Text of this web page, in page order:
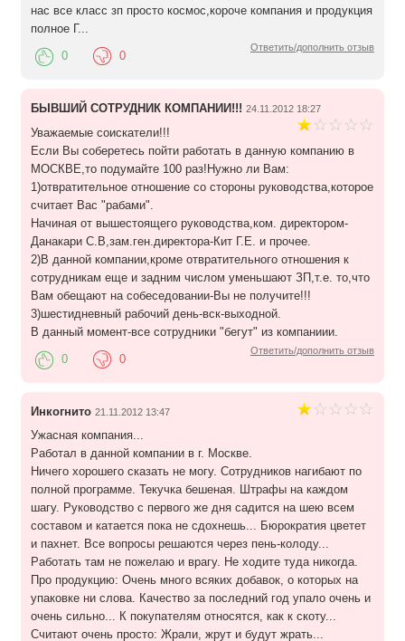
нас все класс зп просто космос,короче компания и продукция
полное Г...
Ответить/дополнить отзыв
0 0
БЫВШИЙ СОТРУДНИК КОМПАНИИ!!! 24.11.2012 18:27
Уважаемые соискатели!!!
Если Вы соберетесь пойти работать в данную компанию в
МОСКВЕ,то подумайте 100 раз!Нужно ли Вам:
1)отвратительное отношение со стороны руководства,которое
считает Вас "рабами".
Начиная от вышестоящего руководства,ком. директором-
Данакари С.В,зам.ген.директора-Кит Г.Е. и прочее.
2)В данной компании,кроме отвратительного отношения к
сотрудникам еще и задним числом уменьшают ЗП,т.е. то,что
Вам обещают на собеседовании-Вы не получите!!!
3)шестидневный рабочий день-вск-выходной.
В данный момент-все сотрудники "бегут" из компаниии.
Ответить/дополнить отзыв
0 0
Инкогнито 21.11.2012 13:47
Ужасная компания...
Работал в данной компании в г. Москве.
Ничего хорошего сказать не могу. Сотрудников нагибают по
полной программе. Текучка бешеная. Штрафы на каждом
шагу. Руководство с первого же дня садится на шею всем
составом и катается пока не сдохнешь... Бюрократия цветет
и пахнет. Все вопросы решаются через пень-колоду...
Работать там не пожелаю и врагу. Не ходите туда никогда.
Про продукцию: Очень много всяких добавок, о которых на
упаковке ни слова. Качество за последний год упало очень и
очень сильно... К покупателям относятся, как к скоту...
Считают очень просто: Жрали, жрут и будут жрать...